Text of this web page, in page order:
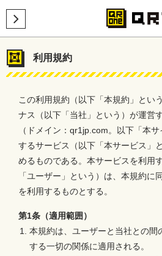
利用規約
この利用規約（以下「本規約」とい
ナス（以下「当社」という）が運営
（ドメイン：qr1jp.com。以下「本
するサービス（以下「本サービス」
めるものである。本サービスを利用
「ユーザー」という）は、本規約に
を利用するものとする。
第1条（適用範囲）
本規約は、ユーザーと当社との間
する一切の関係に適用される。